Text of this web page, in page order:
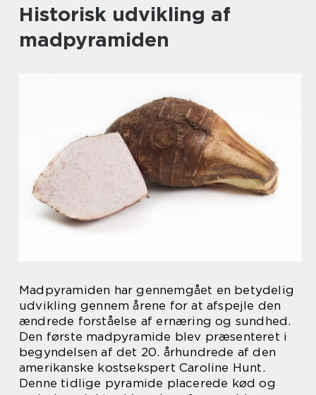
Historisk udvikling af
madpyramiden
Madpyramiden har gennemgået en betydelig
udvikling gennem årene for at afspejle den
ændrede forståelse af ernæring og sundhed.
Den første madpyramide blev præsenteret i
begyndelsen af det 20. århundrede af den
amerikanske kostsekspert Caroline Hunt.
Denne tidlige pyramide placerede kød og